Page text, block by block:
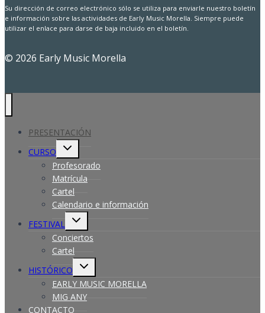
Su dirección de correo electrónico sólo se utiliza para enviarle nuestro boletín
e información sobre las actividades de Early Music Morella. Siempre puede
utilizar el enlace para darse de baja incluido en el boletín.
© 2026 Early Music Morella
PRESENTACIÓN
CURSO
Alternar
hijo
Profesorado
Matrícula
Cartel
Calendario e información
FESTIVAL
Alternar
hijo
Conciertos
Cartel
HISTÓRICO
Alternar
hijo
EARLY MUSIC MORELLA
MIG ANY
CONTACTO